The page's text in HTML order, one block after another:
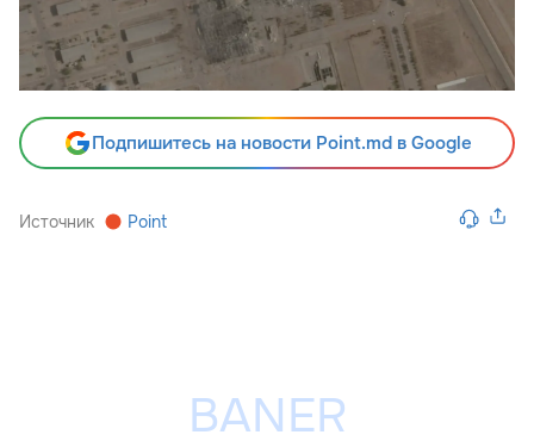
Подпишитесь на новости Point.md в Google
Источник Point